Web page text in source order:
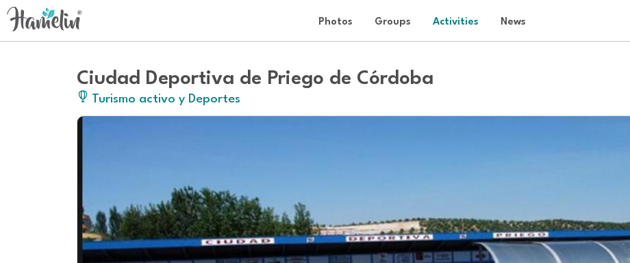
Photos Groups Activities News
Ciudad Deportiva de Priego de Córdoba
Turismo activo y Deportes